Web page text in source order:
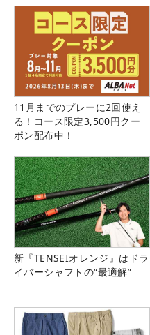
11月までのプレーに2回使え
る！コース限定3,500円クー
ポン配布中！
新『TENSEIオレンジ』はドラ
イバーシャフトの“最適解”